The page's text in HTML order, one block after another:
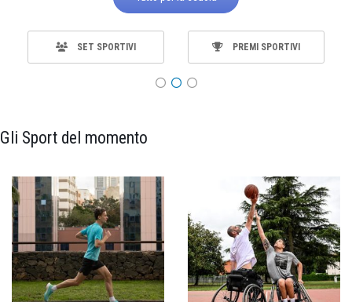
SET SPORTIVI PREMI SPORTIVI
Gli Sport del momento